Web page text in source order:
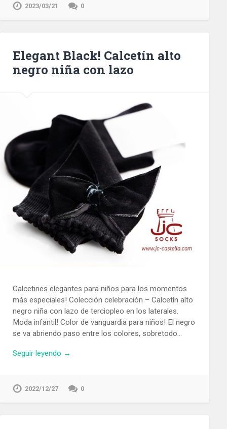
2023/03/21 0
Elegant Black! Calcetín alto
negro niña con lazo
Calcetines elegantes para niños para los momentos
más especiales! Colección celebración – Calcetín alto
negro niña con lazo de terciopleo en los laterales.
Moda infantil! Color de vanguardia para niños! El negro
se va abriendo paso entre los colores, sobretodo…
Seguir leyendo →
2022/12/27 0